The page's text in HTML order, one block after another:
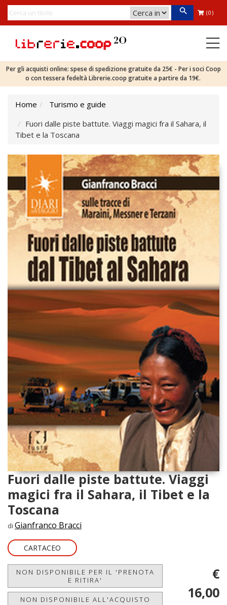
(0)
Per gli acquisti online: spese di spedizione gratuite da 25€ - Per i soci Coop
o con tessera fedeltà Librerie.coop gratuite a partire da 19€.
Home
Turismo e guide
Fuori dalle piste battute. Viaggi magici fra il Sahara, il
Tibet e la Toscana
Fuori dalle piste battute. Viaggi
magici fra il Sahara, il Tibet e la
Toscana
di Gianfranco Bracci
CARTACEO
NON DISPONIBILE PER IL 'PRENOTA
E RITIRA'
NON DISPONIBILE ALL'ACQUISTO
€
16,00